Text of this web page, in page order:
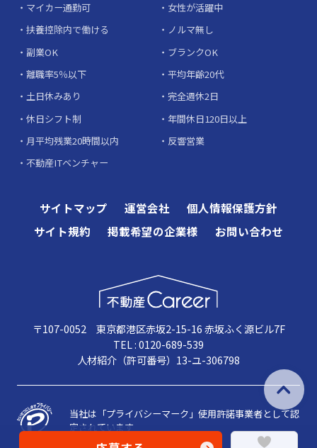
マイカー通勤可
女性が活躍中
扶養控除内で働ける
ノルマ無し
副業OK
ブランクOK
離職率5％以下
平均年齢20代
土日休みあり
完全週休2日
休日シフト制
年間休日120日以上
月平均残業20時間以内
反響営業
不動産ITベンチャー
サイトマップ 運営会社
個人情報保護方針
サイト規約
掲載希望の企業様 お問い合わせ
〒107-0052 東京都港区赤坂2-15-16 赤坂ふく源ビル7F
TEL : 0120-689-539
人材紹介（許可番号）13-ユ-306798
当社は「プライバシーマーク」使用許諾事業者として認
定されています